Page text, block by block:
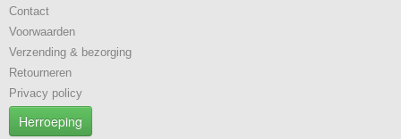
Contact
Voorwaarden
Verzending & bezorging
Retourneren
Privacy policy
Herroeping